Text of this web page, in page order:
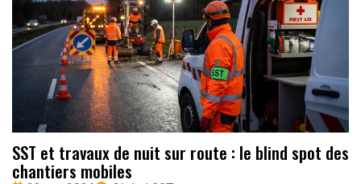
SST et travaux de nuit sur route : le blind spot des
chantiers mobiles